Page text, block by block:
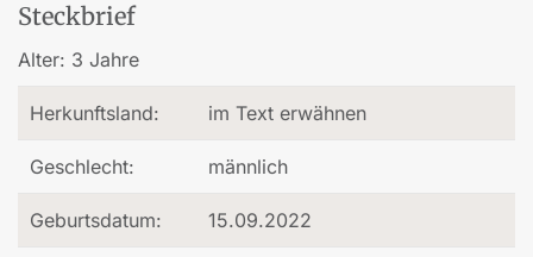
Steckbrief
Alter: 3 Jahre
Herkunftsland: im Text erwähnen
Geschlecht: männlich
Geburtsdatum: 15.09.2022